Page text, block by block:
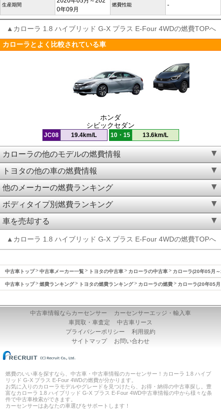
生産期間
0年09月
燃費性能 -
▲カローラ 1.8 ハイブリッド G-X プラス E-Four 4WDの燃費TOPへ
カローラとよく比較されている車
ホンダ
シビックセダン
JC08 19.4km/L 10・15 13.6km/L
カローラの他のモデルの燃費情報
トヨタの他の車の燃費情報
他のメーカーの燃費ランキング
ボディタイプ別燃費ランキング
車を売却する
▲カローラ 1.8 ハイブリッド G-X プラス E-Four 4WDの燃費TOPへ
中古車トップ 中古車メーカー一覧 トヨタの中古車 カローラの中古車 カローラ(20年05月
中古車トップ 燃費ランキング トヨタの燃費ランキング カローラの燃費 カローラ(20年05
中古車情報ならカーセンサー
カーセンサーエッジ・輸入車
車買取・車査定
中古車リース
プライバシーポリシー
利用規約
サイトマップ
お問い合わせ
燃費のいい車を探すなら、中古車・中古車情報のカーセンサー！カローラ 1.8 ハイブ
リッド G-X プラス E-Four 4WDの燃費が分かります。
お気に入りのカローラモデルやグレードを見つけたら、お得・納得の中古車探し。豊
富なカローラ 1.8 ハイブリッド G-X プラス E-Four 4WD中古車情報の中から様々な条
件で中古車検索ができます。
カーセンサーはあなたの車選びをサポートします！